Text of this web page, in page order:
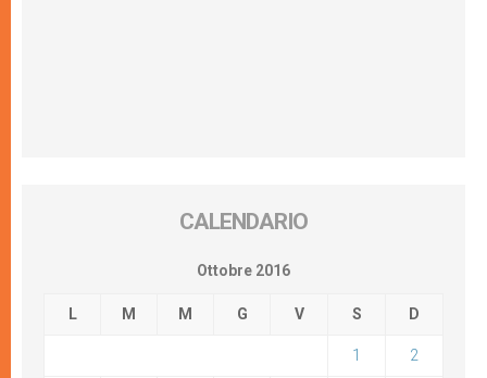
CALENDARIO
Ottobre 2016
L M M G V S D
1 2